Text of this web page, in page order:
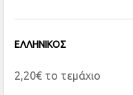
ΕΛΛΗΝΙΚΟΣ
2,20€ το τεμάχιο